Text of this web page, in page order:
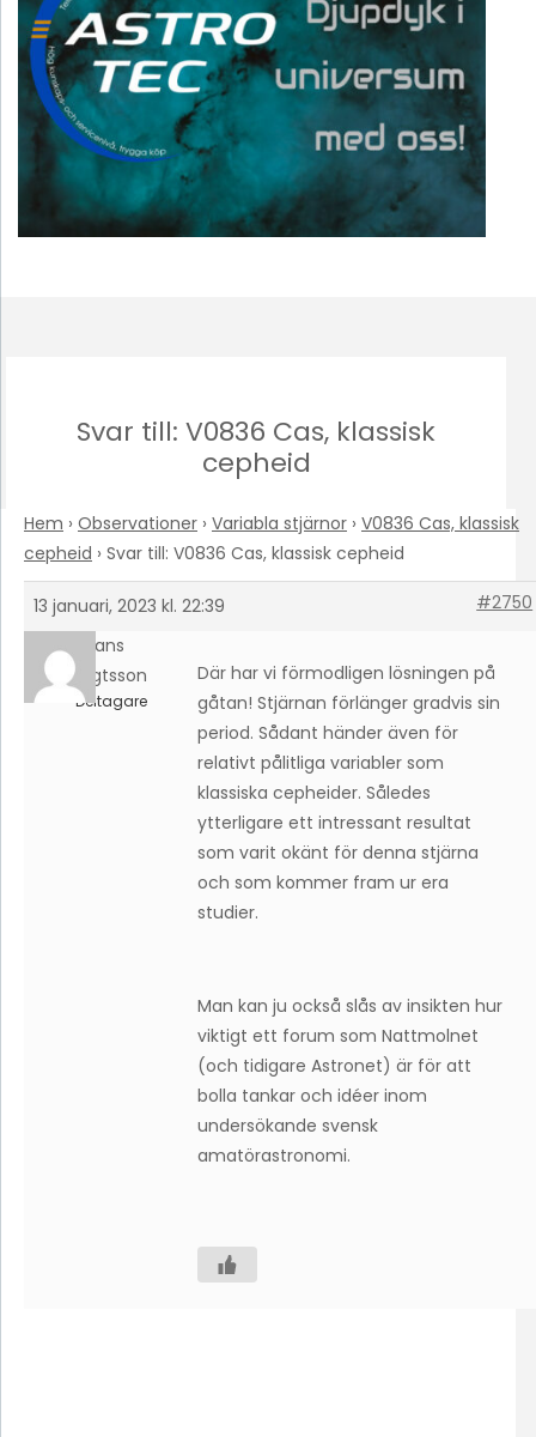
Svar till: V0836 Cas, klassisk
cepheid
Hem › Observationer › Variabla stjärnor › V0836 Cas, klassisk
cepheid › Svar till: V0836 Cas, klassisk cepheid
13 januari, 2023 kl. 22:39
#2750
Hans
Bengtsson
Deltagare
Där har vi förmodligen lösningen på
gåtan! Stjärnan förlänger gradvis sin
period. Sådant händer även för
relativt pålitliga variabler som
klassiska cepheider. Således
ytterligare ett intressant resultat
som varit okänt för denna stjärna
och som kommer fram ur era
studier.
Man kan ju också slås av insikten hur
viktigt ett forum som Nattmolnet
(och tidigare Astronet) är för att
bolla tankar och idéer inom
undersökande svensk
amatörastronomi.